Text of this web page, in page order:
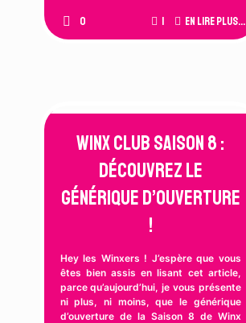
0 1 En lire plus...
Winx Club Saison 8 :
Découvrez le
générique d’ouverture
!
Hey les Winxers ! J’espère que vous
êtes bien assis en lisant cet article,
parce qu’aujourd’hui, je vous présente
ni plus, ni moins, que le générique
d’ouverture de la Saison 8 de Winx